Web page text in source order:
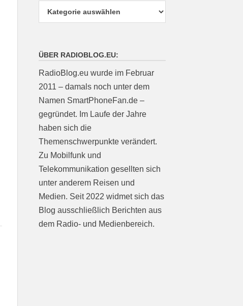
ÜBER RADIOBLOG.EU:
RadioBlog.eu wurde im Februar
2011 – damals noch unter dem
Namen SmartPhoneFan.de –
gegründet. Im Laufe der Jahre
haben sich die
Themenschwerpunkte verändert.
Zu Mobilfunk und
Telekommunikation gesellten sich
unter anderem Reisen und
Medien. Seit 2022 widmet sich das
Blog ausschließlich Berichten aus
dem Radio- und Medienbereich.